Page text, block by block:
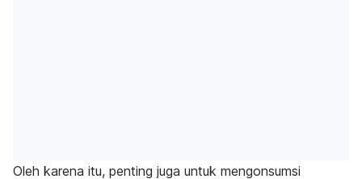
Oleh karena itu, penting juga untuk mengonsumsi